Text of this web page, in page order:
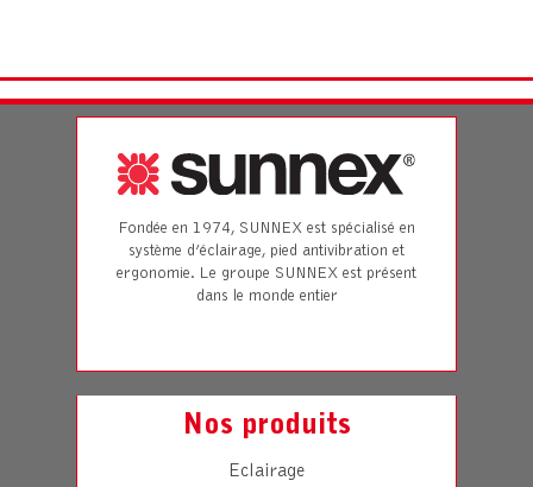
Fondée en 1974, SUNNEX est spécialisé en
système d’éclairage, pied antivibration et
ergonomie. Le groupe SUNNEX est présent
dans le monde entier
Nos produits
Eclairage